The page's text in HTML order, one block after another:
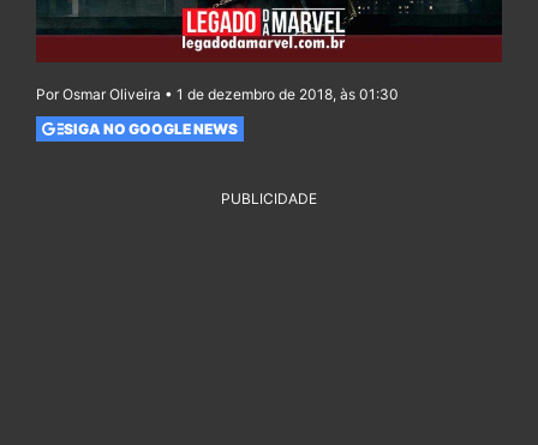
Por Osmar Oliveira • 1 de dezembro de 2018, às 01:30
SIGA NO GOOGLE NEWS
PUBLICIDADE